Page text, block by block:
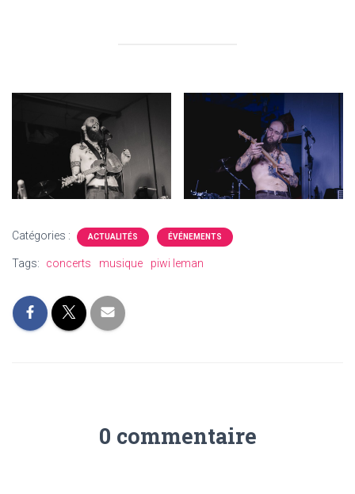
Catégories : ACTUALITÉS ÉVÉNEMENTS
Tags: concerts musique piwi leman
0 commentaire